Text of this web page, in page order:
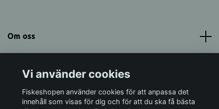
Om oss
Sociala medier
Vi använder cookies
Fiskeshopen använder cookies för att anpassa det
innehåll som visas för dig och för att du ska få bästa